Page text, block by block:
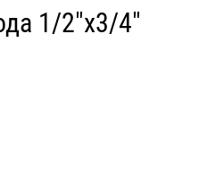
1/2"х3/4"